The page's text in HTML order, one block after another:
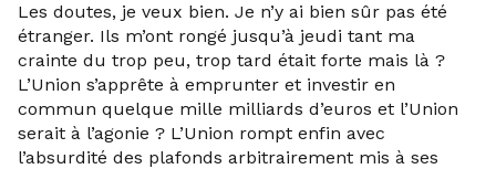
Les doutes, je veux bien. Je n’y ai bien sûr pas été
étranger. Ils m’ont rongé jusqu’à jeudi tant ma
crainte du trop peu, trop tard était forte mais là ?
L’Union s’apprête à emprunter et investir en
commun quelque mille milliards d’euros et l’Union
serait à l’agonie ? L’Union rompt enfin avec
l’absurdité des plafonds arbitrairement mis à ses